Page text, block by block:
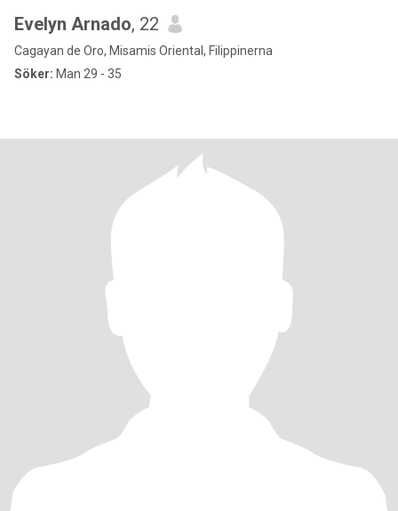
Evelyn Arnado, 22
Cagayan de Oro, Misamis Oriental, Filippinerna
Söker: Man 29 - 35